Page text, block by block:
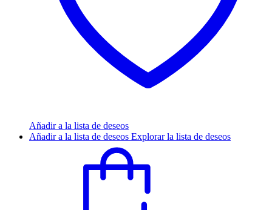
Añadir a la lista de deseos
Añadir a la lista de deseos Explorar la lista de deseos